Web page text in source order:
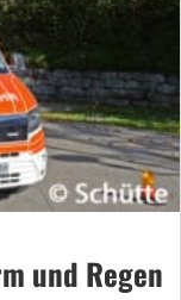
und Regen